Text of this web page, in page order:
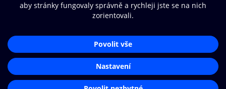
© O2 Czech Republic a.s.
Zásady zpracování osobních údajů
Nastavení cookies
Aplikace O2 Knihovna
Čti a poslouchej své e-knihy a
audioknihy rychleji a pohodlněji.